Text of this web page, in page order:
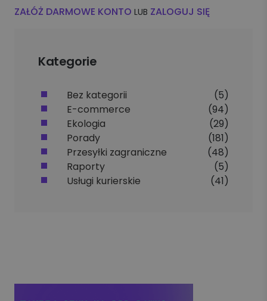
ZAŁÓŻ DARMOWE KONTO LUB ZALOGUJ SIĘ
Kategorie
Bez kategorii
(5)
E-commerce
(94)
Ekologia
(29)
Porady
(181)
Przesyłki zagraniczne
(48)
Raporty
(5)
Usługi kurierskie
(41)